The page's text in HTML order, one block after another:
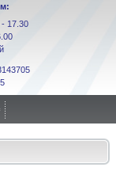
17.30